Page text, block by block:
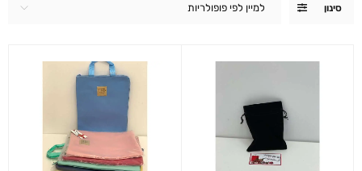
סינון למיין לפי פופולריות